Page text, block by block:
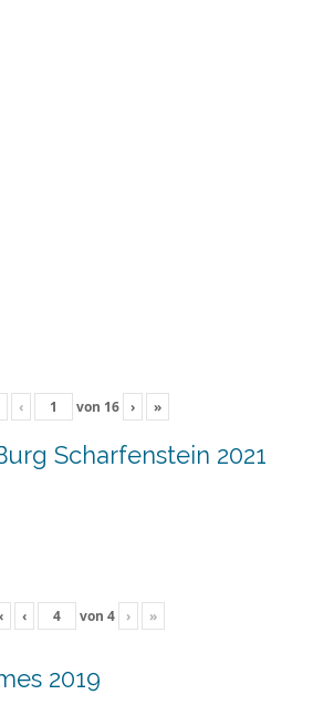
‹ von 16 › »
Scharfenstein 2021
‹ von 4 › »
2019